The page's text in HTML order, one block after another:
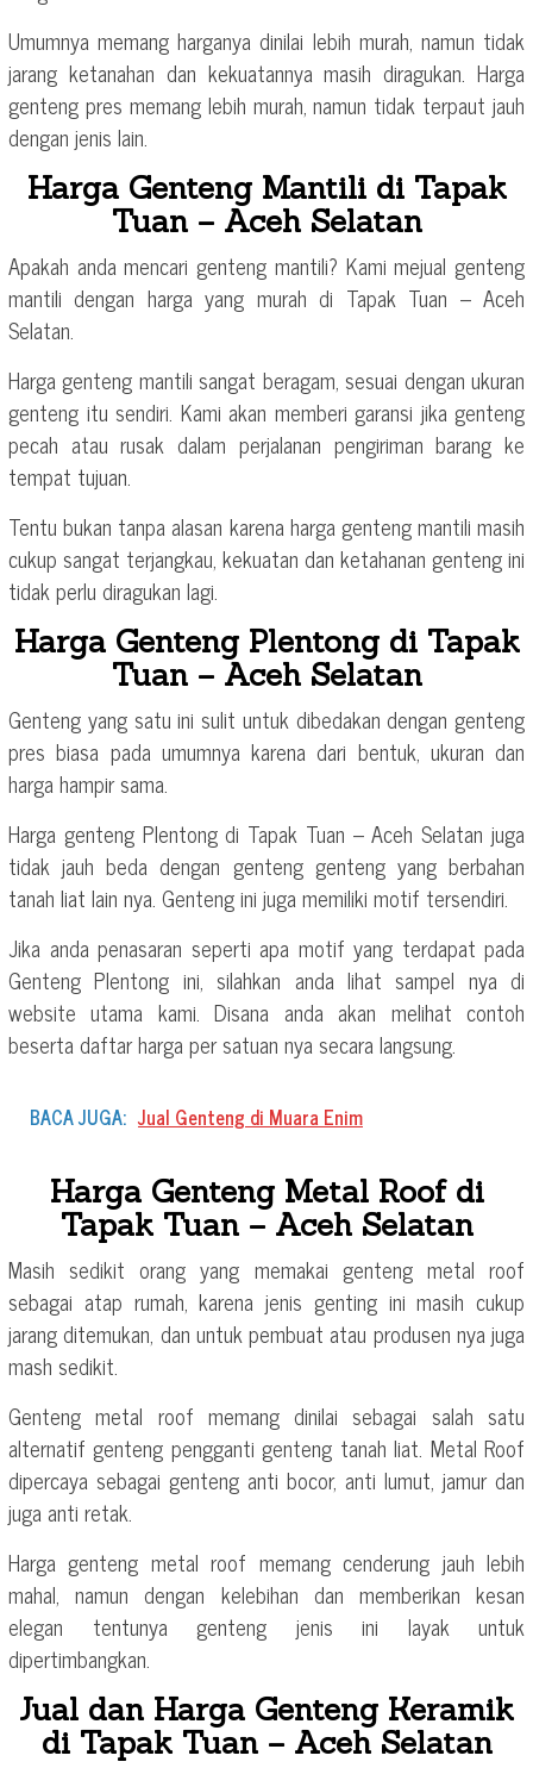
Umumnya memang harganya dinilai lebih murah, namun tidak
jarang ketanahan dan kekuatannya masih diragukan. Harga
genteng pres memang lebih murah, namun tidak terpaut jauh
dengan jenis lain.
Harga Genteng Mantili di Tapak
Tuan – Aceh Selatan
Apakah anda mencari genteng mantili? Kami mejual genteng
mantili dengan harga yang murah di Tapak Tuan – Aceh
Selatan.
Harga genteng mantili sangat beragam, sesuai dengan ukuran
genteng itu sendiri. Kami akan memberi garansi jika genteng
pecah atau rusak dalam perjalanan pengiriman barang ke
tempat tujuan.
Tentu bukan tanpa alasan karena harga genteng mantili masih
cukup sangat terjangkau, kekuatan dan ketahanan genteng ini
tidak perlu diragukan lagi.
Harga Genteng Plentong di Tapak
Tuan – Aceh Selatan
Genteng yang satu ini sulit untuk dibedakan dengan genteng
pres biasa pada umumnya karena dari bentuk, ukuran dan
harga hampir sama.
Harga genteng Plentong di Tapak Tuan – Aceh Selatan juga
tidak jauh beda dengan genteng genteng yang berbahan
tanah liat lain nya. Genteng ini juga memiliki motif tersendiri.
Jika anda penasaran seperti apa motif yang terdapat pada
Genteng Plentong ini, silahkan anda lihat sampel nya di
website utama kami. Disana anda akan melihat contoh
beserta daftar harga per satuan nya secara langsung.
BACA JUGA: Jual Genteng di Muara Enim
Harga Genteng Metal Roof di
Tapak Tuan – Aceh Selatan
Masih sedikit orang yang memakai genteng metal roof
sebagai atap rumah, karena jenis genting ini masih cukup
jarang ditemukan, dan untuk pembuat atau produsen nya juga
mash sedikit.
Genteng metal roof memang dinilai sebagai salah satu
alternatif genteng pengganti genteng tanah liat. Metal Roof
dipercaya sebagai genteng anti bocor, anti lumut, jamur dan
juga anti retak.
Harga genteng metal roof memang cenderung jauh lebih
mahal, namun dengan kelebihan dan memberikan kesan
elegan tentunya genteng jenis ini layak untuk
dipertimbangkan.
Jual dan Harga Genteng Keramik
di Tapak Tuan – Aceh Selatan